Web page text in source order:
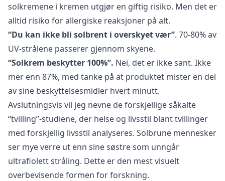
solkremene i kremen utgjør en giftig risiko. Men det er
alltid risiko for allergiske reaksjoner på alt.
“Du kan ikke bli solbrent i overskyet vær”. 70-80% av
UV-strålene passerer gjennom skyene.
“Solkrem beskytter 100%”. Nei, det er ikke sant. Ikke
mer enn 87%, med tanke på at produktet mister en del
av sine beskyttelsesmidler hvert minutt.
Avslutningsvis vil jeg nevne de forskjellige såkalte
“tvilling”-studiene, der helse og livsstil blant tvillinger
med forskjellig livsstil analyseres. Solbrune mennesker
ser mye verre ut enn sine søstre som unngår
ultrafiolett stråling. Dette er den mest visuelt
overbevisende formen for forskning.